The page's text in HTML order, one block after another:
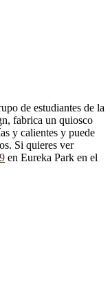
de estudiantes de la
fabrica un quiosco
y calientes y puede
Si quieres ver
en Eureka Park en el